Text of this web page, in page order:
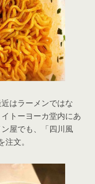
はラーメンではな
トーヨーカ堂内にあ
屋でも、「四川風
文。